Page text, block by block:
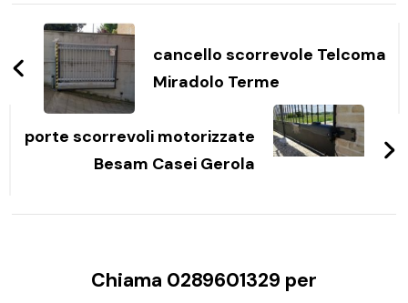
Navigazione
articoli
cancello scorrevole Telcoma
Miradolo Terme
porte scorrevoli motorizzate
Besam Casei Gerola
Chiama 0289601329 per